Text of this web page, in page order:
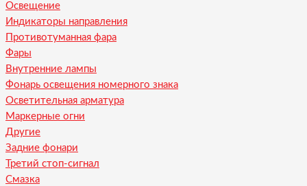
Освещение
Индикаторы направления
Противотуманная фара
Фары
Внутренние лампы
Фонарь освещения номерного знака
Осветительная арматура
Маркерные огни
Другие
Задние фонари
Третий стоп-сигнал
Смазка